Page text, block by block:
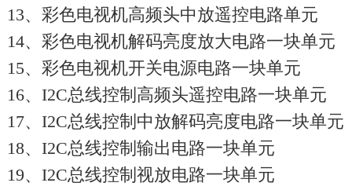
13、彩色电视机高频头中放遥控电路单元
14、彩色电视机解码亮度放大电路一块单元
15、彩色电视机开关电源电路一块单元
16、I2C总线控制高频头遥控电路一块单元
17、I2C总线控制中放解码亮度电路一块单元
18、I2C总线控制输出电路一块单元
19、I2C总线控制视放电路一块单元